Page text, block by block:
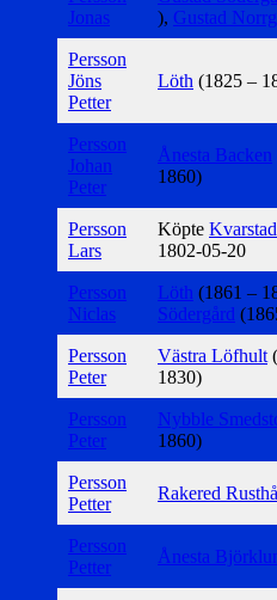
Jonas
), Gustad
Persson
Jöns
Petter
Löth (1825 –
Persson
Johan
Peter
Ånesta Backen
1860)
Persson
Lars
Köpte
1802-05-20
Persson
Niclas
Löth (1861 –
Södergård
Persson
Peter
Västra Löfhult
1830)
Persson
Peter
Nybble
1860)
Persson
Petter
Rakered
Persson
Petter
Ånesta